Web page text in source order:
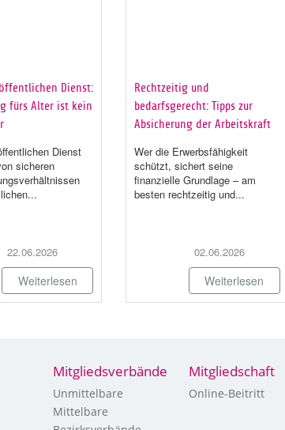
Dienst:
fürs Alter ist kein
Dienst
sicheren
22.06.2026
Weiterlesen
Rechtzeitig und
bedarfsgerecht: Tipps zur
Absicherung der Arbeitskraft
Wer die Erwerbsfähigkeit
schützt, sichert seine
finanzielle Grundlage – am
besten rechtzeitig und...
02.06.2026
Weiterlesen
Mitgliedsverbände
Unmittelbare
Mittelbare
Mitgliedschaft
Online-Beitritt